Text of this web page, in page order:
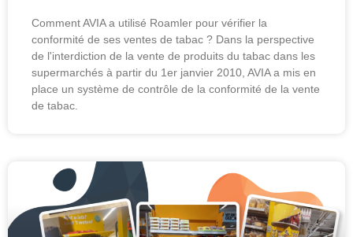
Comment AVIA a utilisé Roamler pour vérifier la
conformité de ses ventes de tabac ? Dans la perspective
de l'interdiction de la vente de produits du tabac dans les
supermarchés à partir du 1er janvier 2010, AVIA a mis en
place un système de contrôle de la conformité de la vente
de tabac.